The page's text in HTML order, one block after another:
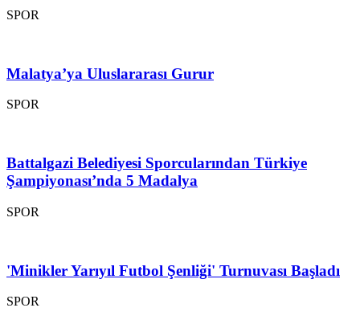
SPOR
Malatya’ya Uluslararası Gurur
SPOR
Battalgazi Belediyesi Sporcularından Türkiye
Şampiyonası’nda 5 Madalya
SPOR
'Minikler Yarıyıl Futbol Şenliği' Turnuvası Başladı
SPOR